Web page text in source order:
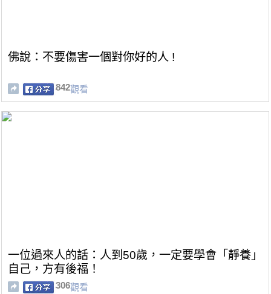
佛說：不要傷害一個對你好的人 !
842觀看
一位過來人的話：人到50歲，一定要學會「靜養」
自己，方有後福！
306觀看